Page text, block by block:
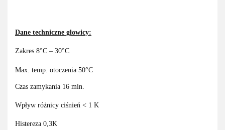
Dane techniczne głowicy:
Zakres 8°C – 30°C
Max. temp. otoczenia 50°C
Czas zamykania 16 min.
Wpływ różnicy ciśnień < 1 K
Histereza 0,3K